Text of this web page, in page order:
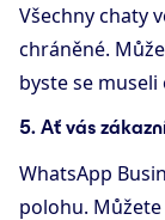
Všechny chaty
chráněné.
byste se
5. Ať vás
WhatsApp
polohu.